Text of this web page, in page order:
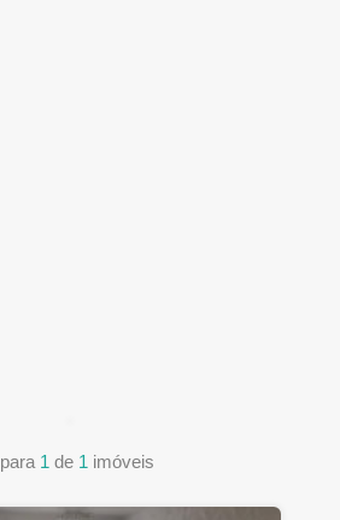
para 1 de 1 imóveis